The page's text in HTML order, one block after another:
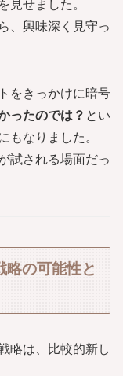
を見せました。
、興味深く見守っ
をきっかけに暗号
ったのでは？ とい
もなりました。
試される場面だっ
略の可能性と
略は、比較的新し